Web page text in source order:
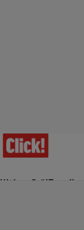
Ultima Oră!Trending